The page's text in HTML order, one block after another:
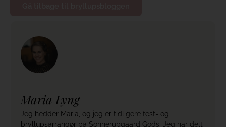
Maria Lyng
Jeg hedder Maria, og jeg er tidligere fest- og
bryllupsarrangør på Sonnerupgaard Gods. Jeg har delt